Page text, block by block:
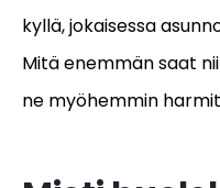
kyllä, jokaisessa
Mitä enemmän saat
ne myöhemmin